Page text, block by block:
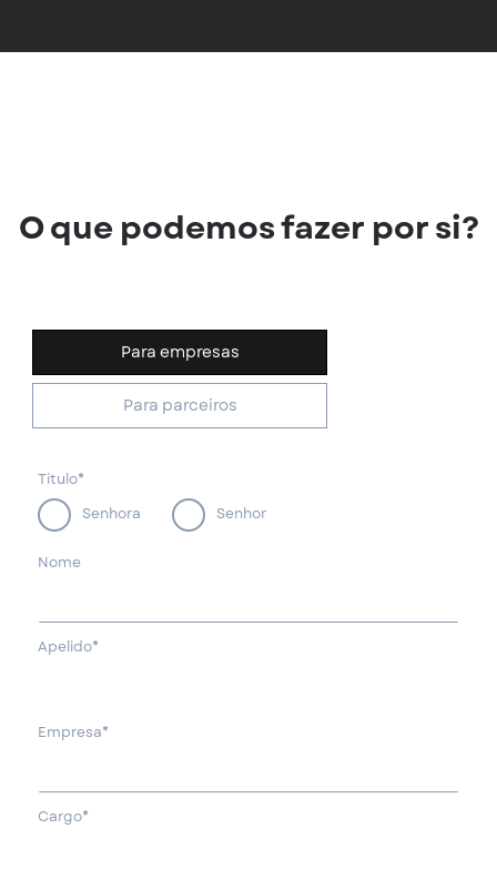
O que podemos fazer por si?
Para empresas
Para parceiros
Título*
Senhora
Senhor
Nome
Apelido*
Empresa*
Cargo*